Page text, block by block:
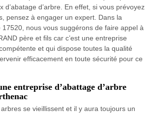
d’abatage d’arbre. En effet, si vous prévoyez
pensez à engager un expert. Dans la
nous vous suggérons de faire appel à
père et fils car c’est une entreprise
et qui dispose toutes la qualité
efficacement en toute sécurité pour ce
entreprise d’abattage d’arbre
se vieillissent et il y aura toujours un